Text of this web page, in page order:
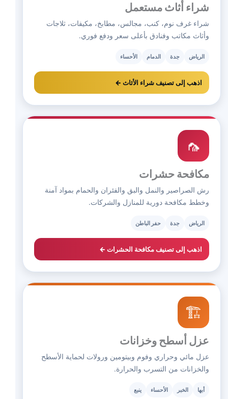
شراء أثاث مستعمل
شراء غرف نوم، كنب، مجالس، مطابخ، مكيفات، ثلاجات
وأثاث مكاتب وفنادق بأعلى سعر ودفع فوري.
الرياض جدة الدمام الأحساء
اذهب إلى تصنيف شراء الأثاث ←
🦟
مكافحة حشرات
رش الصراصير والنمل والبق والفئران والحمام بمواد آمنة
وخطط مكافحة دورية للمنازل والشركات.
الرياض جدة حفر الباطن
اذهب إلى تصنيف مكافحة الحشرات ←
🏗️
عزل أسطح وخزانات
عزل مائي وحراري وفوم وبيتومين ورولات لحماية الأسطح
والخزانات من التسرب والحرارة.
أبها الخبر الأحساء ينبع